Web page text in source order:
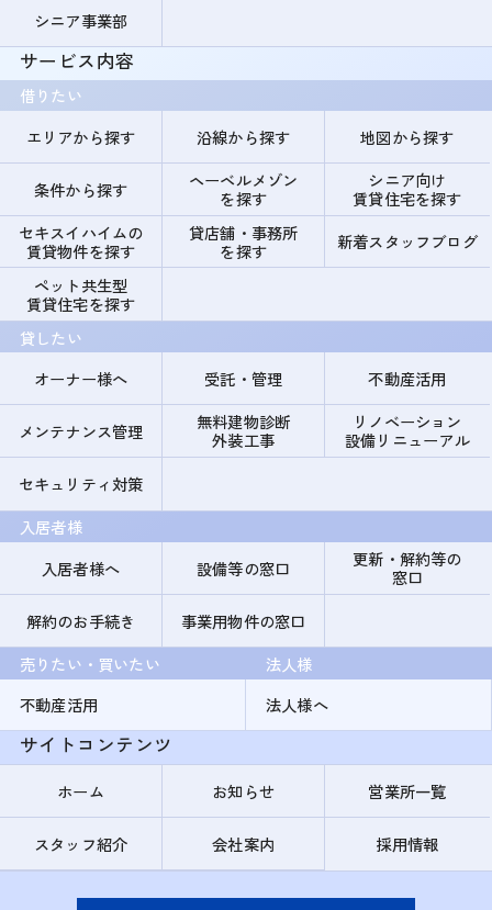
シニア事業部
サービス内容
借りたい
エリアから探す
沿線から探す 地図から探す
条件から探す
ヘーベルメゾン
を探す
シニア向け
賃貸住宅を探す
セキスイハイムの
賃貸物件を探す
貸店舗・事務所
を探す
新着スタッフブログ
ペット共生型
賃貸住宅を探す
貸したい
オーナー様へ
受託・管理 不動産活用
メンテナンス管理
無料建物診断
外装工事
リノベーション
設備リニューアル
セキュリティ対策
入居者様
入居者様へ
設備等の窓口
更新・解約等の
窓口
解約のお手続き
事業用物件の窓口
売りたい・買いたい
不動産活用
法人様
法人様へ
サイトコンテンツ
ホーム お知らせ 営業所一覧
スタッフ紹介 会社案内 採用情報